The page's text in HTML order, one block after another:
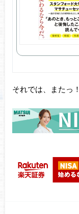
それでは、またっ